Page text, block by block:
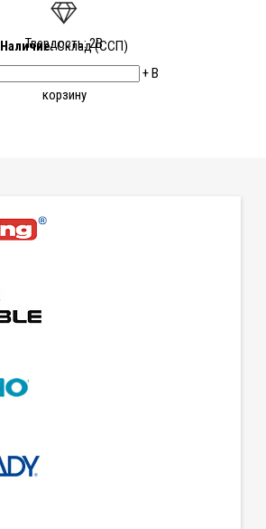
Твердость: 2В
Наличие:Склад (ССП)
+В
корзину